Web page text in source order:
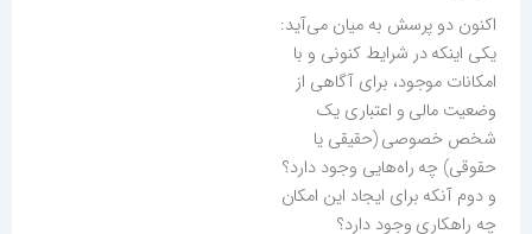
اکنون دو پرسش به میان می‌آید:
یکی اینکه در شرایط کنونی و با
امکانات موجود، برای آگاهی از
وضعیت مالی و اعتباری یک
شخص خصوصی (حقیقی یا
حقوقی) چه راه‌هایی وجود دارد؟
و دوم آنکه برای ایجاد این امکان
چه راهکاری وجود دارد؟